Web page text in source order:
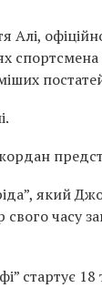
Алі,
який
часу
стартує